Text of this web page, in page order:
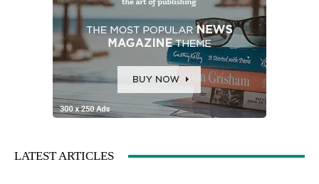
LATEST ARTICLES